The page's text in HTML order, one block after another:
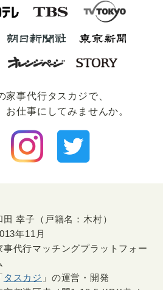
家事代⾏タスカジで、
お仕事にしてみませんか。
田 幸子（戸籍名：木村）
年11月
事代行マッチングプラットフォー
タスカジ 」の運営・開発